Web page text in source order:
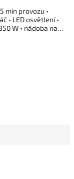
min provozu •
• LED osvětlení •
W • nádoba na…